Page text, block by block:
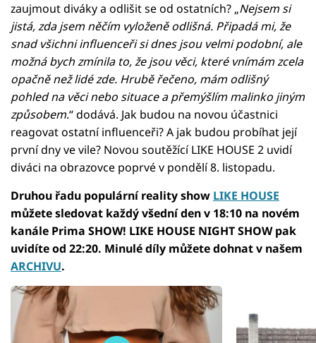
zaujmout diváky a odlišit se od ostatních? „Nejsem si
jistá, zda jsem něčím vyloženě odlišná. Připadá mi, že
snad všichni influenceři si dnes jsou velmi podobní, ale
možná bych zmínila to, že jsou věci, které vnímám zcela
opačně než lidé zde. Hrubě řečeno, mám odlišný
pohled na věci nebo situace a přemýšlím malinko jiným
způsobem.“ dodává. Jak budou na novou účastnici
reagovat ostatní influenceři? A jak budou probíhat její
první dny ve vile? Novou soutěžící LIKE HOUSE 2 uvidí
diváci na obrazovce poprvé v pondělí 8. listopadu.
Druhou řadu populární reality show LIKE HOUSE
můžete sledovat každý všední den v 18:10 na novém
kanále Prima SHOW! LIKE HOUSE NIGHT SHOW pak
uvidíte od 22:20. Minulé díly můžete dohnat v našem
ARCHIVU.